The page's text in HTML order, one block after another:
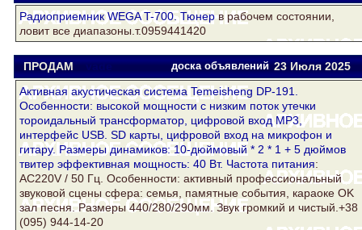
Радиоприемник WEGA T-700.Тюнерв рабочем состоянии,
ловит все диапазоны.т.0959441420
ПРОДАМ vade доска объявлений 23 Июля 2025
Активная акустическая система Temeisheng DP-191.
Особенности: высокой мощности с низким поток утечки
тороидальный трансформатор, цифровой вход MP3,
интерфейс USB. SD карты, цифровой вход на микрофон и
гитару. Размеры динамиков: 10-дюймовый * 2 * 1 + 5 дюймов
твитер эффективная мощность: 40 Вт. Частота питания:
AC220V / 50 Гц. Особенности: активный профессиональный
звуковой сцены сфера: семья, памятные события, караоке OK
зал песня. Размеры 440/280/290мм. Звук громкий и чистый.+38
(095) 944-14-20